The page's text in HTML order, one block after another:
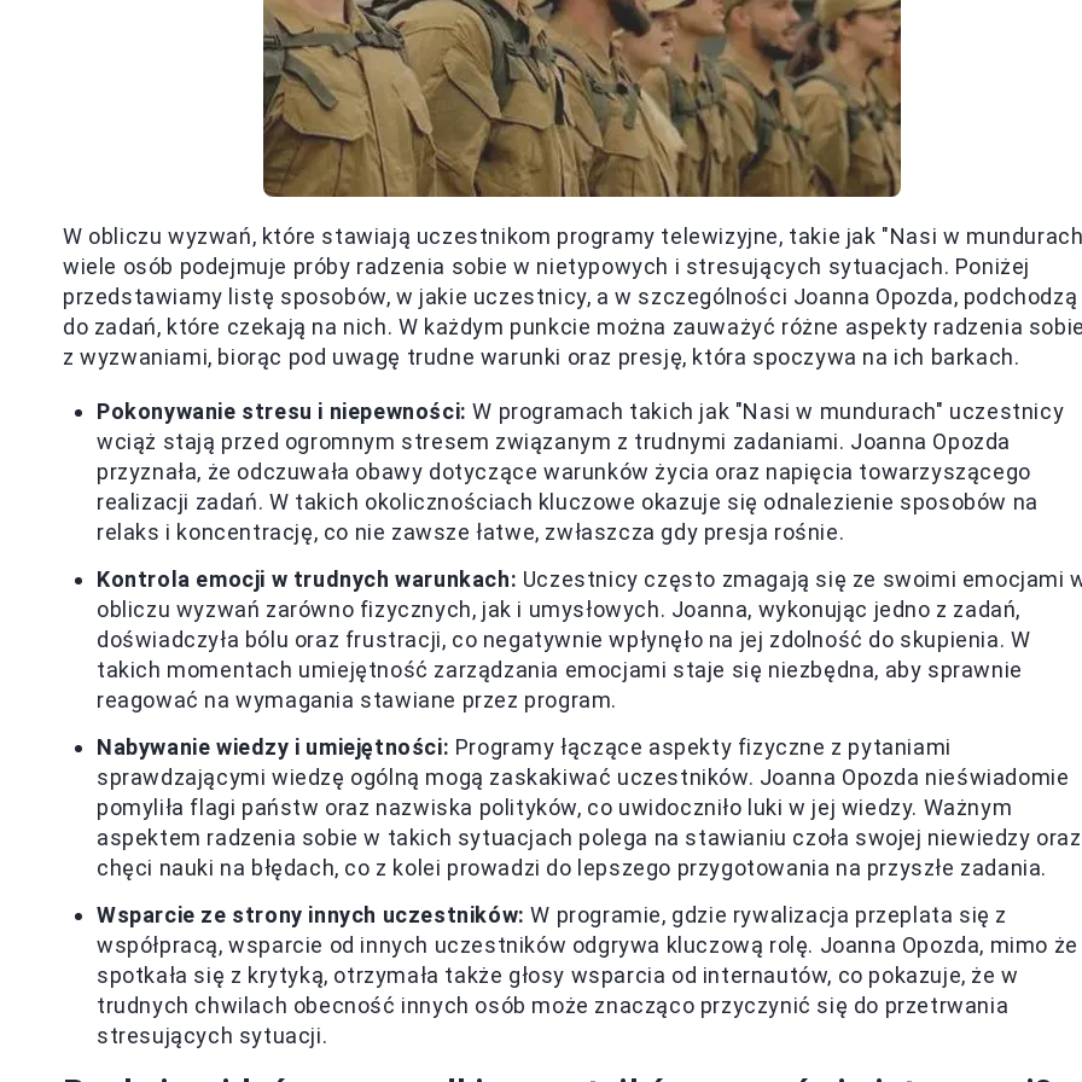
W obliczu wyzwań, które stawiają uczestnikom programy telewizyjne, takie jak "Nasi w
wiele osób podejmuje próby radzenia sobie w nietypowych i stresujących sytuacjach. Poniżej
przedstawiamy listę sposobów, w jakie uczestnicy, a w szczególności Joanna Opozda, podchodzą
do zadań, które czekają na nich. W każdym punkcie można zauważyć różne aspekty radzenia
z wyzwaniami, biorąc pod uwagę trudne warunki oraz presję, która spoczywa na ich barkach.
Pokonywanie stresu i niepewności: W programach takich jak "Nasi w mundurach" uczestnicy
wciąż stają przed ogromnym stresem związanym z trudnymi zadaniami. Joanna Opozda
przyznała, że odczuwała obawy dotyczące warunków życia oraz napięcia towarzyszącego
realizacji zadań. W takich okolicznościach kluczowe okazuje się odnalezienie sposobów na
relaks i koncentrację, co nie zawsze łatwe, zwłaszcza gdy presja rośnie.
Kontrola emocji w trudnych warunkach: Uczestnicy często zmagają się ze swoimi emocjami
obliczu wyzwań zarówno fizycznych, jak i umysłowych. Joanna, wykonując jedno z zadań,
doświadczyła bólu oraz frustracji, co negatywnie wpłynęło na jej zdolność do skupienia. W
takich momentach umiejętność zarządzania emocjami staje się niezbędna, aby sprawnie
reagować na wymagania stawiane przez program.
Nabywanie wiedzy i umiejętności: Programy łączące aspekty fizyczne z pytaniami
sprawdzającymi wiedzę ogólną mogą zaskakiwać uczestników. Joanna Opozda nieświadomie
pomyliła flagi państw oraz nazwiska polityków, co uwidoczniło luki w jej wiedzy. Ważnym
aspektem radzenia sobie w takich sytuacjach polega na stawianiu czoła swojej niewiedzy oraz
chęci nauki na błędach, co z kolei prowadzi do lepszego przygotowania na przyszłe zadania.
Wsparcie ze strony innych uczestników: W programie, gdzie rywalizacja przeplata się z
współpracą, wsparcie od innych uczestników odgrywa kluczową rolę. Joanna Opozda, mimo że
spotkała się z krytyką, otrzymała także głosy wsparcia od internautów, co pokazuje, że w
trudnych chwilach obecność innych osób może znacząco przyczynić się do przetrwania
stresujących sytuacji.